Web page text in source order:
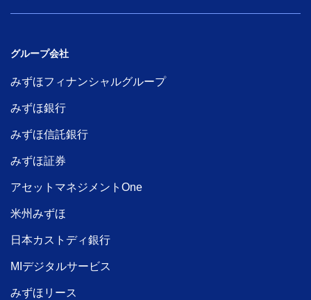
グループ会社
みずほフィナンシャルグループ
みずほ銀行
みずほ信託銀行
みずほ証券
アセットマネジメントOne
米州みずほ
日本カストディ銀行
MIデジタルサービス
みずほリース